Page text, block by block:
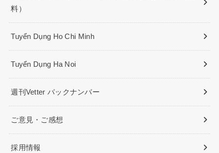
料）
Tuyển Dụng Ho Chi Minh
Tuyển Dụng Ha Noi
週刊Vetter バックナンバー
ご意見・ご感想
採用情報